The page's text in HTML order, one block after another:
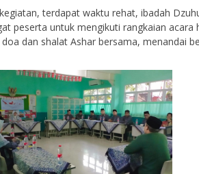
terdapat waktu rehat, ibadah
peserta untuk mengikuti rangkaian
doa dan shalat Ashar bersama, menandai